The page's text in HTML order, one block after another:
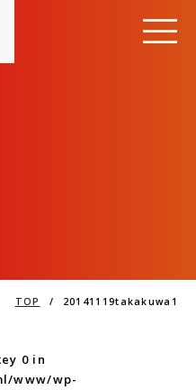
TOP / 20141119takakuwa1
0 in
www/wp-